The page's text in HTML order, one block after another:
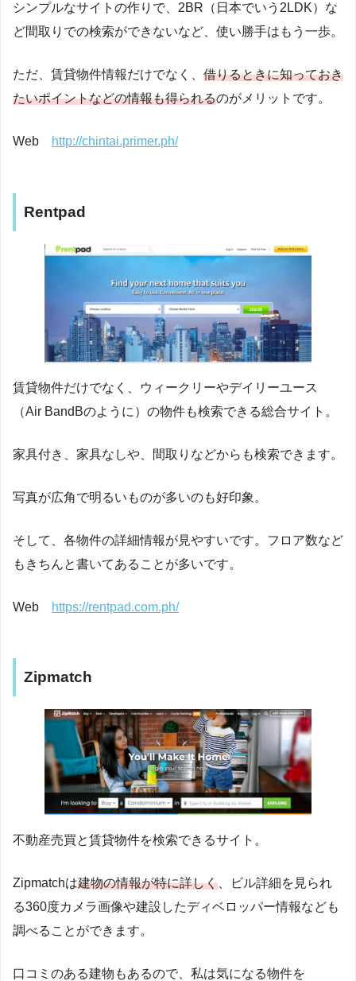
シンプルなサイトの作りで、2BR（日本でいう2LDK）な
ど間取りでの検索ができないなど、使い勝手はもう一歩。
ただ、賃貸物件情報だけでなく、 借りるときに知っておき
たいポイントなどの情報も得られるのがメリットです。
Web http://chintai.primer.ph/
Rentpad
賃貸物件だけでなく、ウィークリーやデイリーユース
（Air BandBのように）の物件も検索できる総合サイト。
家具付き、家具なしや、間取りなどからも検索できます。
写真が広角で明るいものが多いのも好印象。
そして、各物件の詳細情報が見やすいです。フロア数など
もきちんと書いてあることが多いです。
Web https://rentpad.com.ph/
Zipmatch
不動産売買と賃貸物件を検索できるサイト。
Zipmatchは建物の情報が特に詳しく 、ビル詳細を見られ
る360度カメラ画像や建設したディベロッパー情報なども
調べることができます。
口コミのある建物もあるので、私は気になる物件を